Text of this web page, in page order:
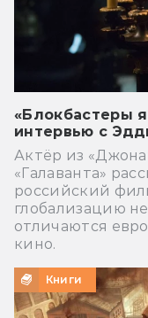
«Блокбастеры
интервью с
Актёр из
«Галаванта»
российский
глобализацию
отличаются
кино.
Книги